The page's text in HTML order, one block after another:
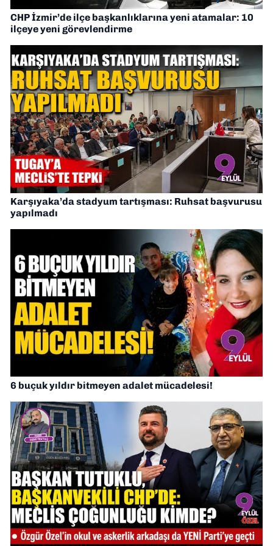
CHP İzmir’de ilçe başkanlıklarına yeni atamalar: 10
ilçeye yeni görevlendirme
Karşıyaka’da stadyum tartışması: Ruhsat başvurusu
yapılmadı
6 buçuk yıldır bitmeyen adalet mücadelesi!